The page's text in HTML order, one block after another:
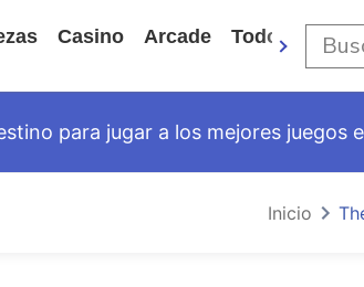
Casino Arcade Todos Los
para jugar a los mejores juegos
Inicio